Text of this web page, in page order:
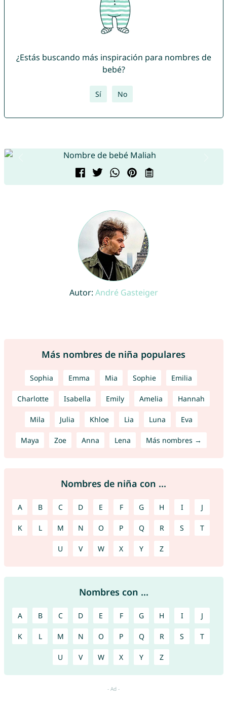
¿Estás buscando más inspiración para nombres de
bebé?
Sí No
Autor: André Gasteiger
Más nombres de niña populares
Sophia Emma Mia Sophie Emilia
Charlotte Isabella Emily Amelia Hannah
Mila Julia Khloe Lia Luna Eva
Maya Zoe Anna Lena Más nombres →
Nombres de niña con ...
A B C D E F G H I J
K L M N O P Q R S T
U V W X Y Z
Nombres con ...
A B C D E F G H I J
K L M N O P Q R S T
U V W X Y Z